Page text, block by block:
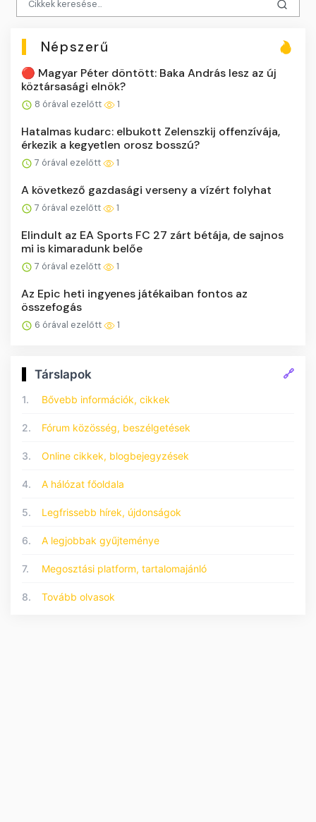
Népszerű
🔴 Magyar Péter döntött: Baka András lesz az új
köztársasági elnök?
8 órával ezelőtt 1
Hatalmas kudarc: elbukott Zelenszkij offenzívája,
érkezik a kegyetlen orosz bosszú?
7 órával ezelőtt 1
A következő gazdasági verseny a vízért folyhat
7 órával ezelőtt 1
Elindult az EA Sports FC 27 zárt bétája, de sajnos
mi is kimaradunk belőe
7 órával ezelőtt 1
Az Epic heti ingyenes játékaiban fontos az
összefogás
6 órával ezelőtt 1
Társlapok 🔗
1. Bővebb információk, cikkek
2. Fórum közösség, beszélgetések
3. Online cikkek, blogbejegyzések
4. A hálózat főoldala
5. Legfrissebb hírek, újdonságok
6. A legjobbak gyűjteménye
7. Megosztási platform, tartalomajánló
8. Tovább olvasok